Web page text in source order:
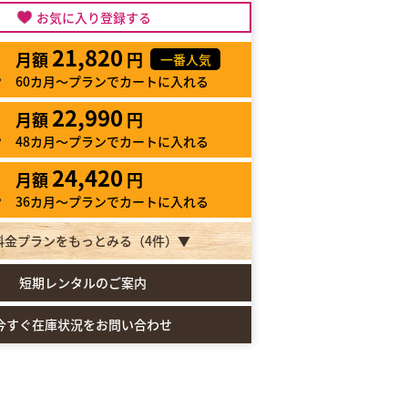
お気に入り登録する
月額 21,820 円
一番人気
60カ月～プランでカートに入れる
月額 22,990 円
48カ月～プランでカートに入れる
月額 24,420 円
36カ月～プランでカートに入れる
プランをもっとみる（4件）▼
短期レンタルのご案内
すぐ在庫状況をお問い合わせ